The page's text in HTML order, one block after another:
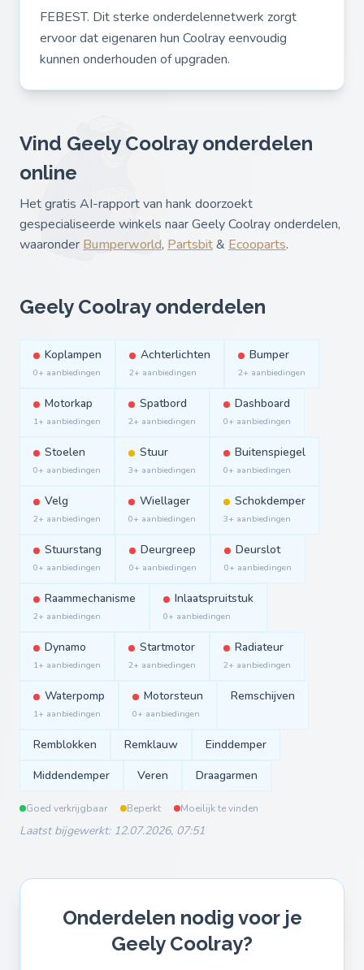
FEBEST. Dit sterke onderdelennetwerk zorgt
ervoor dat eigenaren hun Coolray eenvoudig
kunnen onderhouden of upgraden.
Vind Geely Coolray onderdelen
online
Het gratis AI-rapport van hank doorzoekt
gespecialiseerde winkels naar Geely Coolray onderdelen,
waaronder Bumperworld, Partsbit& Ecooparts.
Geely Coolray onderdelen
Koplampen
0+ aanbiedingen
Achterlichten
2+ aanbiedingen
Bumper
2+ aanbiedingen
Motorkap
1+ aanbiedingen
Spatbord
2+ aanbiedingen
Dashboard
0+ aanbiedingen
Stoelen
0+ aanbiedingen
Stuur
3+ aanbiedingen
Buitenspiegel
0+ aanbiedingen
Velg
2+ aanbiedingen
Wiellager
0+ aanbiedingen
Schokdemper
3+ aanbiedingen
Stuurstang
0+ aanbiedingen
Deurgreep
0+ aanbiedingen
Deurslot
0+ aanbiedingen
Raammechanisme
2+ aanbiedingen
Inlaatspruitstuk
0+ aanbiedingen
Dynamo
1+ aanbiedingen
Startmotor
2+ aanbiedingen
Radiateur
2+ aanbiedingen
Waterpomp
1+ aanbiedingen
Motorsteun
0+ aanbiedingen
Remschijven
Remblokken Remklauw
Einddemper
Middendemper
Veren Draagarmen
Goed verkrijgbaar Beperkt Moeilijk te vinden
Laatst bijgewerkt: 12.07.2026, 07:51
Onderdelen nodig voor je
Geely Coolray?